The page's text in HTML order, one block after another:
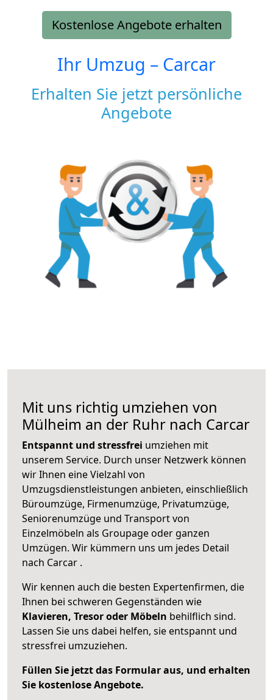
Kostenlose Angebote erhalten
Ihr Umzug – Carcar
Erhalten Sie jetzt persönliche
Angebote
Mit uns richtig umziehen von
Mülheim an der Ruhr nach Carcar
Entspannt und stressfrei umziehen mit
unserem Service. Durch unser Netzwerk können
wir Ihnen eine Vielzahl von
Umzugsdienstleistungen anbieten, einschließlich
Büroumzüge, Firmenumzüge, Privatumzüge,
Seniorenumzüge und Transport von
Einzelmöbeln als Groupage oder ganzen
Umzügen. Wir kümmern uns um jedes Detail
nach Carcar .
Wir kennen auch die besten Expertenfirmen, die
Ihnen bei schweren Gegenständen wie
Klavieren, Tresor oder Möbeln behilflich sind.
Lassen Sie uns dabei helfen, sie entspannt und
stressfrei umzuziehen.
Füllen Sie jetzt das Formular aus, und erhalten
Sie kostenlose Angebote.